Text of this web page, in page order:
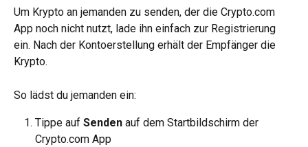
Um Krypto an jemanden zu senden, der die Crypto.com
App noch nicht nutzt, lade ihn einfach zur Registrierung
ein. Nach der Kontoerstellung erhält der Empfänger die
Krypto.
So lädst du jemanden ein:
Tippe auf Senden auf dem Startbildschirm der
Crypto.com App